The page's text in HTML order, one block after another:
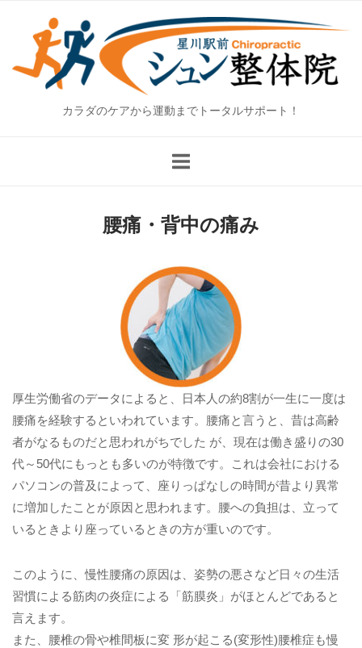
content
カラダのケアから運動までトータルサポート！
腰痛・背中の痛み
厚生労働省のデータによると、日本人の約8割が一生に一度は
腰痛を経験するといわれています。腰痛と言うと、昔は高齢
者がなるものだと思われがちでした が、現在は働き盛りの30
代～50代にもっとも多いのが特徴です。これは会社における
パソコンの普及によって、座りっぱなしの時間が昔より異常
に増加したことが原因と思われます。腰への負担は、立って
いるときより座っているときの方が重いのです。
このように、慢性腰痛の原因は、姿勢の悪さなど日々の生活
習慣による筋肉の炎症による「筋膜炎」がほとんどであると
言えます。
また、腰椎の骨や椎間板に変 形が起こる(変形性)腰椎症も慢